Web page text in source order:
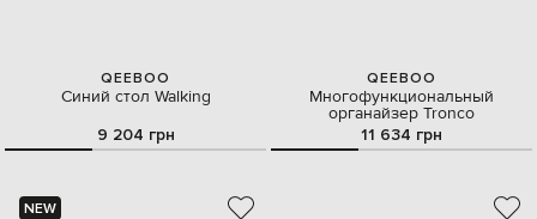
QEEBOO
Синий стол Walking
9 204 грн
QEEBOO
Многофункциональный
органайзер Tronco
11 634 грн
NEW